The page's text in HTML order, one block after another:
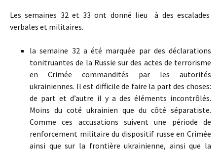
Les semaines 32 et 33 ont donné lieu à des escalades
verbales et militaires.
la semaine 32 a été marquée par des déclarations
tonitruantes de la Russie sur des actes de terrorisme
en Crimée commandités par les autorités
ukrainiennes. Il est difficile de faire la part des choses:
de part et d’autre il y a des éléments incontrôlés.
Moins du coté ukrainien que du côté séparatiste.
Comme ces accusations suivent une période de
renforcement militaire du dispositif russe en Crimée
ainsi que sur la frontière ukrainienne, ainsi que la